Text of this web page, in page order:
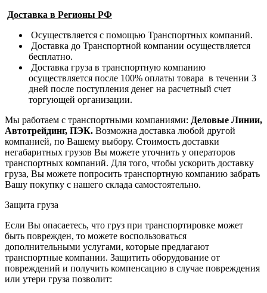
Доставка в Регионы РФ
Осуществляется с помощью Транспортных компаний.
Доставка до Транспортной компании осуществляется
бесплатно.
Доставка груза в транспортную компанию
осуществляется после 100% оплаты товара в течении 3
дней после поступления денег на расчетный счет
торгующей организации.
Мы работаем с транспортными компаниями: Деловые Линии,
Автотрейдинг, ПЭК. Возможна доставка любой другой
компанией, по Вашему выбору. Стоимость доставки
негабаритных грузов Вы можете уточнить у операторов
транспортных компаний. Для того, чтобы ускорить доставку
груза, Вы можете попросить транспортную компанию забрать
Вашу покупку с нашего склада самостоятельно.
Защита груза
Если Вы опасаетесь, что груз при транспортировке может
быть поврежден, то можете воспользоваться
дополнительными услугами, которые предлагают
транспортные компании. Защитить оборудование от
повреждений и получить компенсацию в случае повреждения
или утери груза позволит: